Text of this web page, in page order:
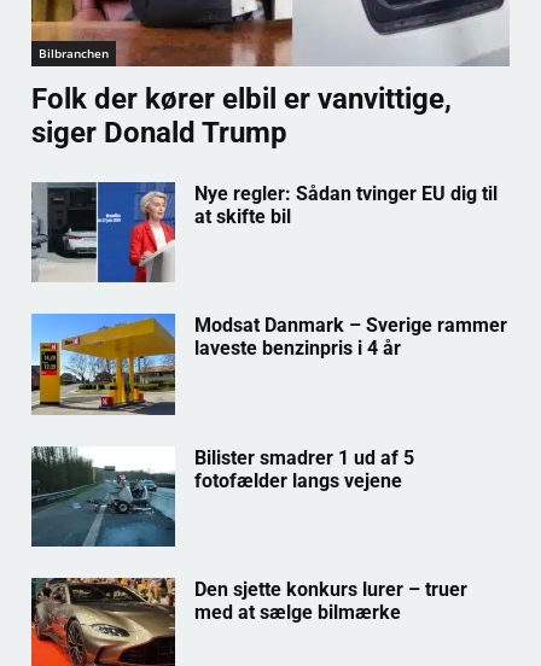
Bilbranchen
Folk der kører elbil er vanvittige,
siger Donald Trump
Nye regler: Sådan tvinger EU dig til
at skifte bil
Modsat Danmark – Sverige rammer
laveste benzinpris i 4 år
Bilister smadrer 1 ud af 5
fotofælder langs vejene
Den sjette konkurs lurer – truer
med at sælge bilmærke